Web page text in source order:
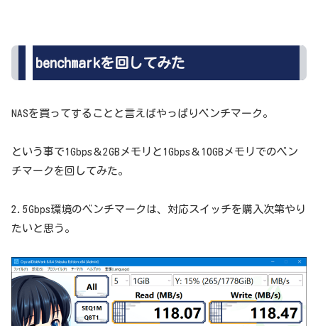
benchmarkを回してみた
NASを買ってすることと言えばやっぱりベンチマーク。
という事で1Gbps＆2GBメモリと1Gbps＆10GBメモリでのベン
チマークを回してみた。
2.5Gbps環境のベンチマークは、対応スイッチを購入次第やり
たいと思う。